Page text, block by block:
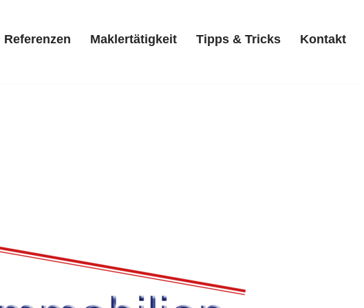
Referenzen Maklertätigkeit Tipps & Tricks Kontakt